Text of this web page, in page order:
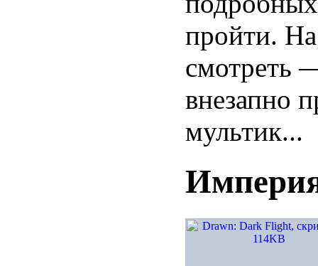
пройти.
смотреть
внезапно
мультик...